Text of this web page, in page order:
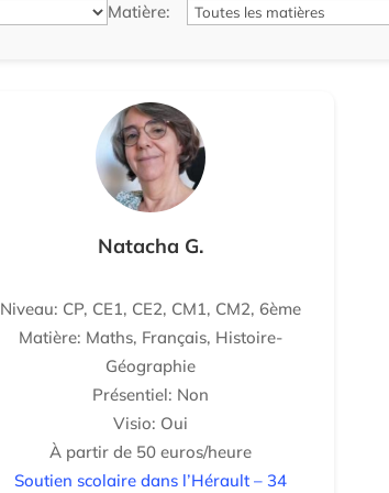
Matière:
Natacha G.
Niveau: CP, CE1, CE2, CM1, CM2, 6ème
Matière: Maths, Français, Histoire-
Géographie
Présentiel: Non
Visio: Oui
À partir de 50 euros/heure
Soutien scolaire dans l’Hérault – 34